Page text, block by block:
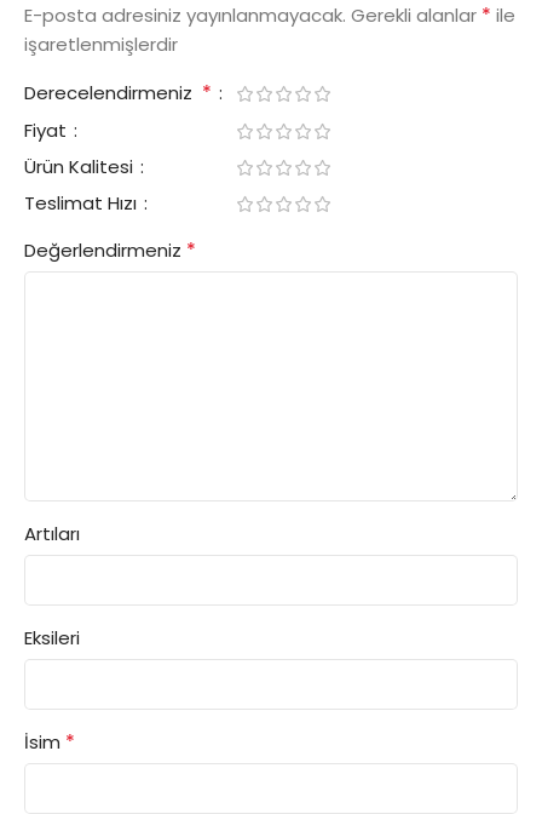
E-posta adresiniz yayınlanmayacak. Gerekli alanlar * ile
işaretlenmişlerdir
Derecelendirmeniz *
Fiyat
Ürün Kalitesi
Teslimat Hızı
Değerlendirmeniz *
Artıları
Eksileri
İsim *